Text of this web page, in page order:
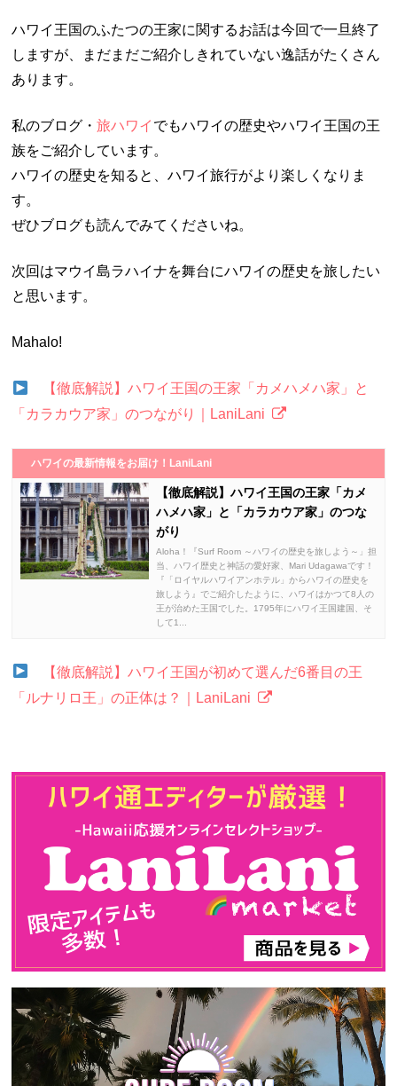
ハワイ王国のふたつの王家に関するお話は今回で一旦終了
しますが、まだまだご紹介しきれていない逸話がたくさん
あります。
私のブログ・旅ハワイ でもハワイの歴史やハワイ王国の王
族をご紹介しています。
ハワイの歴史を知ると、ハワイ旅行がより楽しくなりま
す。
ぜひブログも読んでみてくださいね。
次回はマウイ島ラハイナを舞台にハワイの歴史を旅したい
と思います。
Mahalo!
【徹底解説】ハワイ王国の王家「カメハメハ家」と
「カラカウア家」のつながり｜LaniLani
ハワイの最新情報をお届け！LaniLani
【徹底解説】ハワイ王国の王家「カメ
ハメハ家」と「カラカウア家」のつな
がり
Aloha！『Surf Room ～ハワイの歴史を旅しよう～」担
当、ハワイ歴史と神話の愛好家、Mari Udagawaです！
『「ロイヤルハワイアンホテル」からハワイの歴史を
旅しよう』でご紹介したように、ハワイはかつて8人の
王が治めた王国でした。1795年にハワイ王国建国、そ
して1...
【徹底解説】ハワイ王国が初めて選んだ6番目の王
「ルナリロ王」の正体は？｜LaniLani